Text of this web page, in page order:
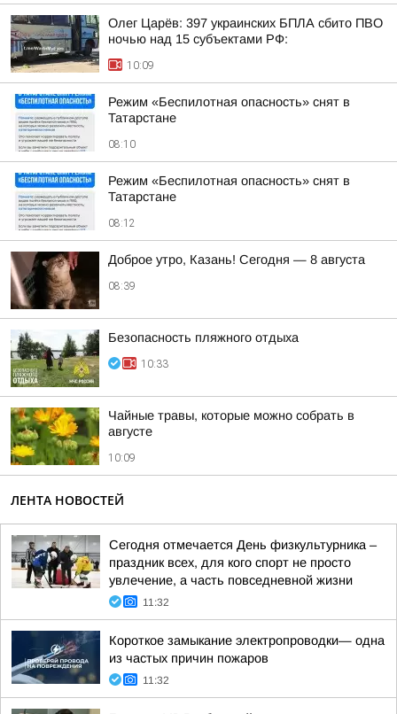
Олег Царёв: 397 украинских БПЛА сбито ПВО
ночью над 15 субъектами РФ:
10:09
Режим «Беспилотная опасность» снят в
Татарстане
08:10
Режим «Беспилотная опасность» снят в
Татарстане
08:12
Доброе утро, Казань! Сегодня — 8 августа
08:39
Безопасность пляжного отдыха
10:33
Чайные травы, которые можно собрать в
августе
10:09
ЛЕНТА НОВОСТЕЙ
Сегодня отмечается День физкультурника –
праздник всех, для кого спорт не просто
увлечение, а часть повседневной жизни
11:32
Короткое замыкание электропроводки— одна
из частых причин пожаров
11:32